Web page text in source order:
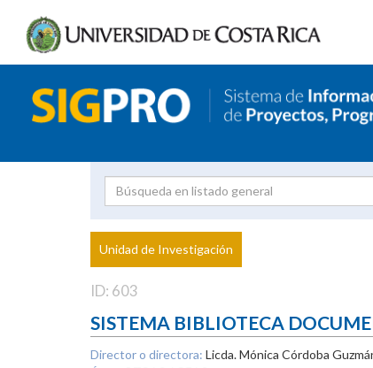
Proyecto
Investigador
Unidad de Investigación
ID: 603
SISTEMA BIBLIOTECA
Director o directora: Licda. Mónica Córdoba